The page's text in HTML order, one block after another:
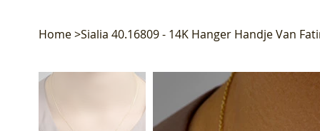
Home>Sialia 40.16809 - 14K Hanger Handje Van